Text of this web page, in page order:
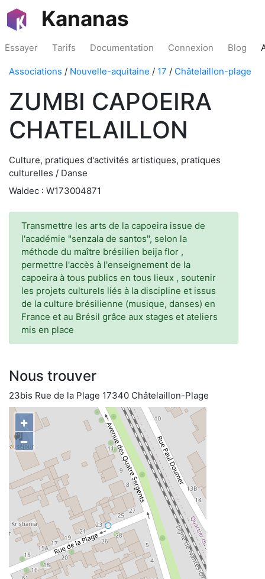
Kananas
Essayer Tarifs Documentation Connexion Blog
Associations / Nouvelle-aquitaine / 17 / Châtelaillon-plage
ZUMBI CAPOEIRA
CHATELAILLON
Culture, pratiques d'activités artistiques, pratiques
culturelles / Danse
Waldec : W173004871
Transmettre les arts de la capoeira issue de
l'académie "senzala de santos", selon la
méthode du maître brésilien beija flor ,
permettre l'accès à l'enseignement de la
capoeira à tous publics en tous lieux , soutenir
les projets culturels liés à la discipline et issus
de la culture brésilienne (musique, danses) en
France et au Brésil grâce aux stages et ateliers
mis en place
Nous trouver
23bis Rue de la Plage 17340 Châtelaillon-Plage
+
−